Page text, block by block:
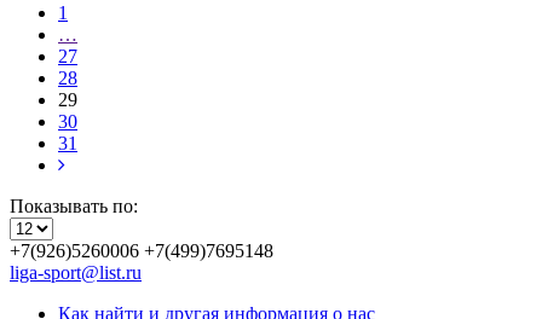
1
…
27
28
29
30
31
Показывать по:
+7(926)5260006 +7(499)7695148
liga-sport@list.ru
Как найти и другая информация о нас